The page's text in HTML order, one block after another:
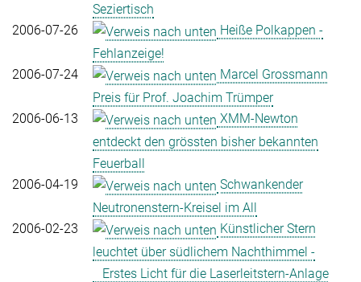
Seziertisch
2006-07-26
Heiße Polkappen -
Fehlanzeige!
2006-07-24
Marcel Grossmann
Preis für Prof. Joachim Trümper
2006-06-13
XMM-Newton
entdeckt den grössten bisher bekannten
Feuerball
2006-04-19
Schwankender
Neutronenstern-Kreisel im All
2006-02-23
Künstlicher Stern
leuchtet über südlichem Nachthimmel -
Erstes Licht für die Laserleitstern-Anlage